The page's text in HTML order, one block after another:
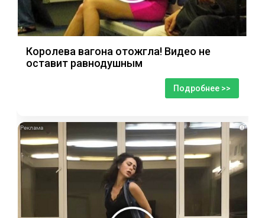
Королева вагона отожгла! Видео не
оставит равнодушным
Подробнее >>
i